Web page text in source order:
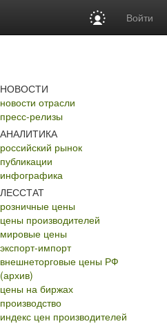
Войти
НОВОСТИ
новости отрасли
пресс-релизы
АНАЛИТИКА
российский рынок
публикации
инфографика
ЛЕССТАТ
розничные цены
цены производителей
мировые цены
экспорт-импорт
внешнеторговые цены РФ
(архив)
цены на биржах
производство
индекс цен производителей